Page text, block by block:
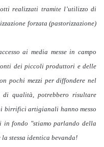
realizzati tramite l’utilizzo di
forzata (pastorizzazione)
ai media messe in campo
dei piccoli produttori e delle
pochi mezzi per diffondere nel
qualità, potrebbero risultare
birrifici artigianali hanno messo
in fondo "stiamo parlando della
stessa identica bevanda!